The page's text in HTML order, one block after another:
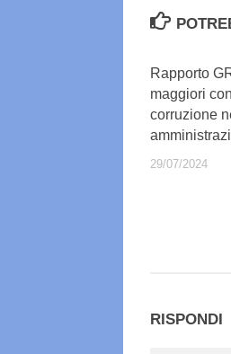
Rapporto
maggiori
corruzione
29/07/2024
RISPONDI